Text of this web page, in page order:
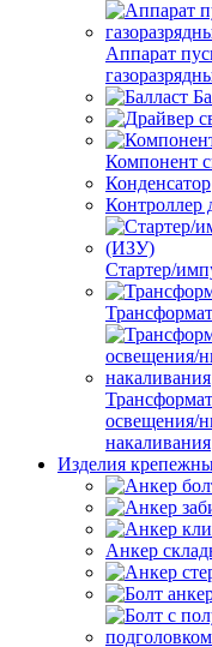
Аппарат
Компонент
Конденсатор
Контроллер
Стартер/
освещения/
накаливания
Изделия
Анкер